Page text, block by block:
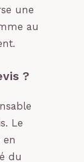
une
au
?
Le
en
du